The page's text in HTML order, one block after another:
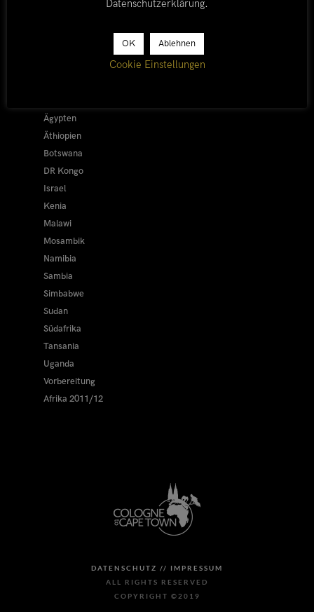
Ägypten
Äthiopien
Botswana
DR Kongo
Israel
Kenia
Malawi
Mosambik
Namibia
Sambia
Simbabwe
Sudan
Südafrika
Tansania
Uganda
Vorbereitung
Afrika 2011/12
DATENSCHUTZ // IMPRESSUM
ALL RIGHTS RESERVED
COPYRIGHT ©2019
Datenschutzerklärung.
OK Ablehnen
Cookie Einstellungen